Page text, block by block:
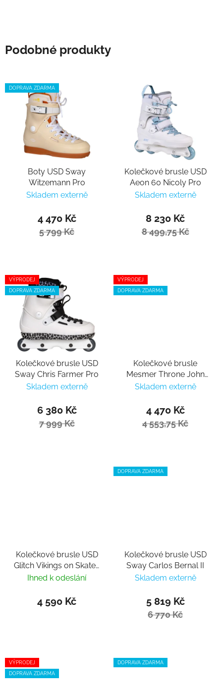
Podobné produkty
DOPRAVA ZDARMA
Boty USD Sway
Witzemann Pro
Skladem externě
4 470 Kč
5 799 Kč
Kolečkové brusle USD
Aeon 60 Nicoly Pro
Skladem externě
8 230 Kč
8 499,75 Kč
VÝPRODEJ
DOPRAVA ZDARMA
Kolečkové brusle USD
Sway Chris Farmer Pro
Skladem externě
6 380 Kč
7 999 Kč
VÝPRODEJ
DOPRAVA ZDARMA
Kolečkové brusle
Mesmer Throne John
Bolino V1
Skladem externě
4 470 Kč
4 553,75 Kč
Kolečkové brusle USD
Glitch Vikings on Skates
nastavitelné
Ihned k odeslání
4 590 Kč
DOPRAVA ZDARMA
Kolečkové brusle USD
Sway Carlos Bernal II
Skladem externě
5 819 Kč
6 770 Kč
VÝPRODEJ
DOPRAVA ZDARMA
DOPRAVA ZDARMA